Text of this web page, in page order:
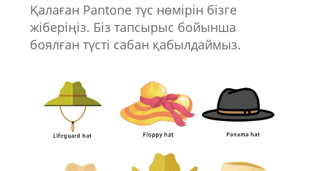
Қалаған Pantone түс нөмірін бізге
жіберіңіз. Біз тапсырыс бойынша
боялған түсті сабан қабылдаймыз.